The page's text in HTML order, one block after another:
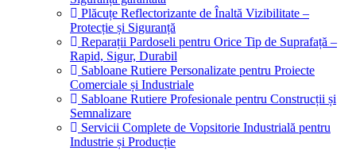
Plăcuțe Reflectorizante de Înaltă Vizibilitate –
Protecție și Siguranță
Reparații Pardoseli pentru Orice Tip de Suprafață –
Rapid, Sigur, Durabil
Sabloane Rutiere Personalizate pentru Proiecte
Comerciale și Industriale
Sabloane Rutiere Profesionale pentru Construcții și
Semnalizare
Servicii Complete de Vopsitorie Industrială pentru
Industrie și Producție